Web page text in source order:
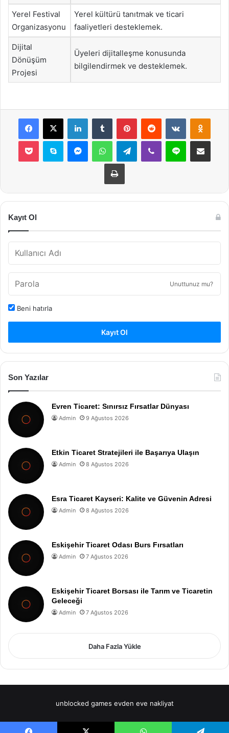
Yerel Festival
Organizasyonu
Yerel kültürü tanıtmak ve ticari
faaliyetleri desteklemek.
Dijital
Dönüşüm
Projesi
Üyeleri dijitalleşme konusunda
bilgilendirmek ve desteklemek.
Facebook
X LinkedInTumblr PinterestReddit VKontakte
Pocket Skype MessengerWhatsAppTelegramViber Line E-Posta ile
Yazdır
Kayıt Ol
Unuttunuz mu?
Beni hatırla
Kayıt Ol
Son Yazılar
Evren Ticaret: Sınırsız Fırsatlar Dünyası
Admin 9 Ağustos 2026
Etkin Ticaret Stratejileri ile Başarıya Ulaşın
Admin 8 Ağustos 2026
Esra Ticaret Kayseri: Kalite ve Güvenin Adresi
Admin 8 Ağustos 2026
Eskişehir Ticaret Odası Burs Fırsatları
Admin 7 Ağustos 2026
Eskişehir Ticaret Borsası ile Tarım ve Ticaretin
Geleceği
Admin 7 Ağustos 2026
Daha Fazla Yükle
unblocked games evden eve nakliyat